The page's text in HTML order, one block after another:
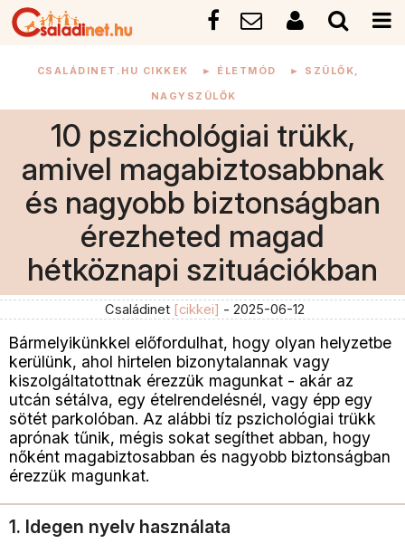
CSALÁDINET.HU CIKKEK ► ÉLETMÓD ► SZÜLŐK,
NAGYSZÜLŐK
10 pszichológiai trükk,
amivel magabiztosabbnak
és nagyobb biztonságban
érezheted magad
hétköznapi szituációkban
Családinet [cikkei] - 2025-06-12
Bármelyikünkkel előfordulhat, hogy olyan helyzetbe
kerülünk, ahol hirtelen bizonytalannak vagy
kiszolgáltatottnak érezzük magunkat - akár az
utcán sétálva, egy ételrendelésnél, vagy épp egy
sötét parkolóban. Az alábbi tíz pszichológiai trükk
aprónak tűnik, mégis sokat segíthet abban, hogy
nőként magabiztosabban és nagyobb biztonságban
érezzük magunkat.
1. Idegen nyelv használata